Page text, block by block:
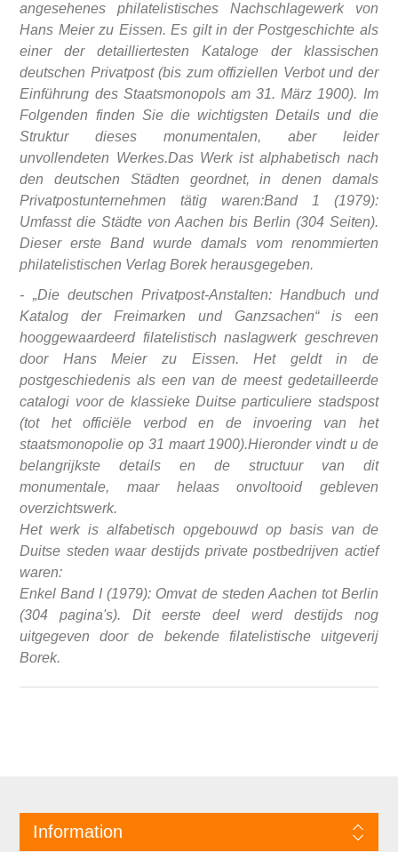
angesehenes philatelistisches Nachschlagewerk von
Hans Meier zu Eissen. Es gilt in der Postgeschichte als
einer der detailliertesten Kataloge der klassischen
deutschen Privatpost (bis zum offiziellen Verbot und der
Einführung des Staatsmonopols am 31. März 1900). Im
Folgenden finden Sie die wichtigsten Details und die
Struktur dieses monumentalen, aber leider
unvollendeten Werkes.Das Werk ist alphabetisch nach
den deutschen Städten geordnet, in denen damals
Privatpostunternehmen tätig waren:Band 1 (1979):
Umfasst die Städte von Aachen bis Berlin (304 Seiten).
Dieser erste Band wurde damals vom renommierten
philatelistischen Verlag Borek herausgegeben.
- „Die deutschen Privatpost-Anstalten: Handbuch und
Katalog der Freimarken und Ganzsachen“ is een
hooggewaardeerd filatelistisch naslagwerk geschreven
door Hans Meier zu Eissen. Het geldt in de
postgeschiedenis als een van de meest gedetailleerde
catalogi voor de klassieke Duitse particuliere stadspost
(tot het officiële verbod en de invoering van het
staatsmonopolie op 31 maart 1900).Hieronder vindt u de
belangrijkste details en de structuur van dit
monumentale, maar helaas onvoltooid gebleven
overzichtswerk.
Het werk is alfabetisch opgebouwd op basis van de
Duitse steden waar destijds private postbedrijven actief
waren:
Enkel Band I (1979): Omvat de steden Aachen tot Berlin
(304 pagina's). Dit eerste deel werd destijds nog
uitgegeven door de bekende filatelistische uitgeverij
Borek.
Information